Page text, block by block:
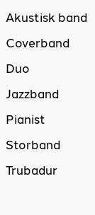
Akustisk band
Coverband
Duo
Jazzband
Pianist
Storband
Trubadur